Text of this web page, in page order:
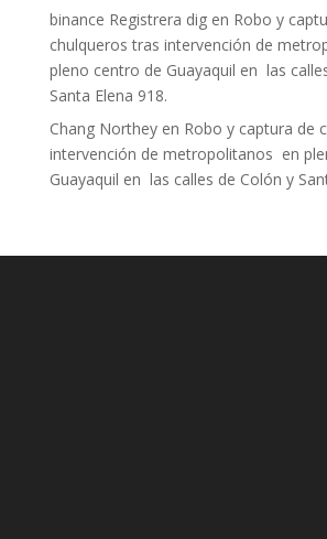
binance Registrera digen Robo y
chulqueros tras intervención de
pleno centro de Guayaquil en las
Santa Elena 918.
Chang Northeyen Robo y captura de
intervención de metropolitanos en
Guayaquil en las calles de Colón y